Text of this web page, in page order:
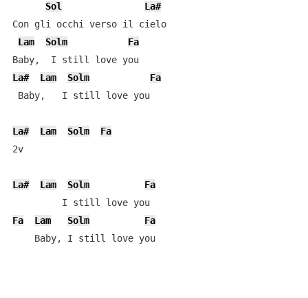
Sol
La#
Con gli occhi verso il cielo
Lam
Solm
Fa
Baby,  I still love you
La#
Lam Solm
Fa
Baby,   I still love you
La# Lam Solm
Fa
2v
La# Lam Solm
Fa
         I still love you
Fa
Lam Solm
Fa
    Baby, I still love you